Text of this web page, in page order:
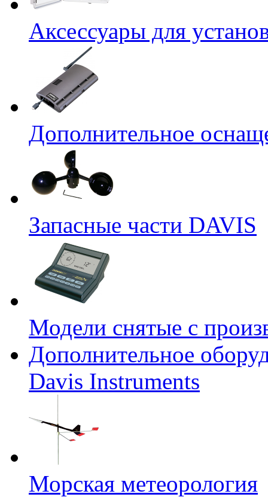
Аксессуары для
Дополнительное
Запасные части DAVIS
Модели снятые с
Дополнительное
Davis Instruments
Морская метеорология